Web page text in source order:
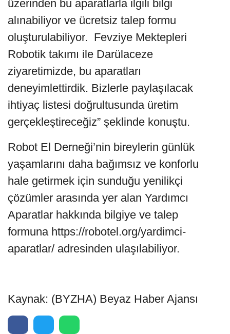
üzerinden bu aparatlarla ilgili bilgi
alınabiliyor ve ücretsiz talep formu
oluşturulabiliyor. Fevziye Mektepleri
Robotik takımı ile Darülaceze
ziyaretimizde, bu aparatları
deneyimlettirdik. Bizlerle paylaşılacak
ihtiyaç listesi doğrultusunda üretim
gerçekleştireceğiz” şeklinde konuştu.
Robot El Derneği’nin bireylerin günlük
yaşamlarını daha bağımsız ve konforlu
hale getirmek için sunduğu yenilikçi
çözümler arasında yer alan Yardımcı
Aparatlar hakkında bilgiye ve talep
formuna https://robotel.org/yardimci-
aparatlar/ adresinden ulaşılabiliyor.
Kaynak: (BYZHA) Beyaz Haber Ajansı